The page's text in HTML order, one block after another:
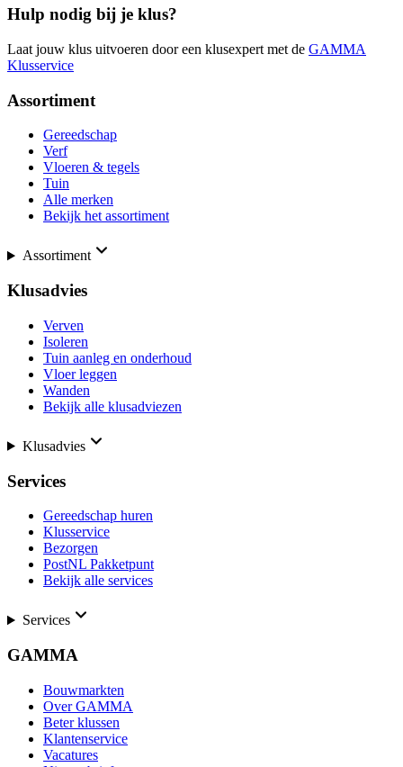
Hulp nodig bij je klus?
Laat jouw klus uitvoeren door een klusexpert met de GAMMA
Klusservice
Assortiment
Gereedschap
Verf
Vloeren & tegels
Tuin
Alle merken
Bekijk het assortiment
Assortiment
Klusadvies
Verven
Isoleren
Tuin aanleg en onderhoud
Vloer leggen
Wanden
Bekijk alle klusadviezen
Klusadvies
Services
Gereedschap huren
Klusservice
Bezorgen
PostNL Pakketpunt
Bekijk alle services
Services
GAMMA
Bouwmarkten
Over GAMMA
Beter klussen
Klantenservice
Vacatures